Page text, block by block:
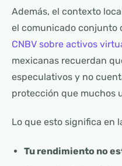
Además, el contexto
el comunicado conjunto
CNBV sobre activos
mexicanas recuerdan
especulativos y no
protección que muchos
Lo que esto significa en
Tu rendimiento no